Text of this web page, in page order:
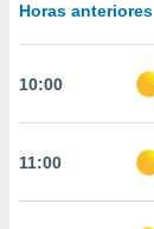
seguir
Horas anteriores
10:00
11:00